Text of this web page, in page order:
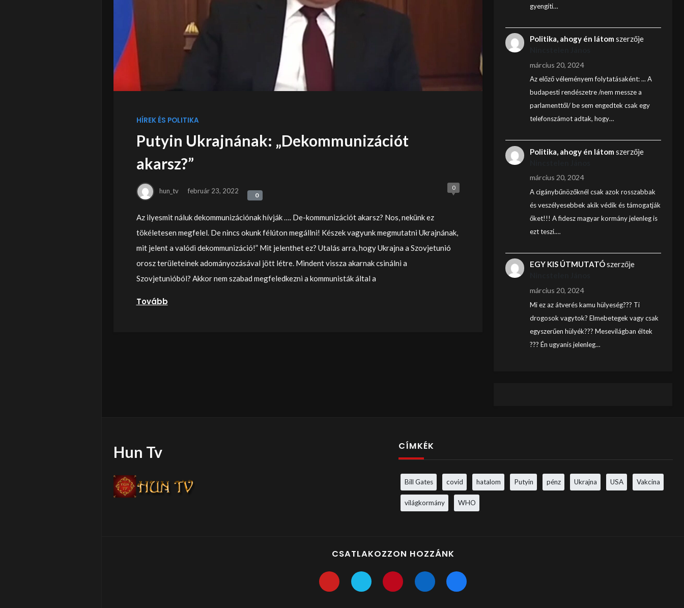
HÍREK ÉS POLITIKA
Putyin Ukrajnának: „Dekommunizációt
akarsz?”
hun_tv február 23, 2022
0
0
Az ilyesmit náluk dekommunizációnak hívják …. De-kommunizációt akarsz? Nos, nekünk ez
tökéletesen megfelel. De nincs okunk félúton megállni! Készek vagyunk megmutatni Ukrajnának,
mit jelent a valódi dekommunizáció!” Mit jelenthet ez? Utalás arra, hogy Ukrajna a Szovjetunió
orosz területeinek adományozásával jött létre. Mindent vissza akarnak csinálni a
Szovjetunióból? Akkor nem szabad megfeledkezni a kommunisták által a
Tovább
gyengíti…
Politika, ahogy én látom szerzője
március 20, 2024
Az előző véleményem folytatásaként: ... A
budapesti rendészetre /nem messze a
parlamenttől/ be sem engedtek csak egy
telefonszámot adtak, hogy…
Politika, ahogy én látom szerzője
március 20, 2024
A cigánybűnözőknél csak azok rosszabbak
és veszélyesebbek akik védik és támogatják
őket!!! A fidesz magyar kormány jelenleg is
ezt teszi.…
EGY KIS ÚTMUTATÓszerzője
március 20, 2024
Mi ez az átverés kamu hülyeség??? Ti
drogosok vagytok? Elmebetegek vagy csak
egyszerűen hülyék??? Mesevilágban éltek
??? Én ugyanis jelenleg…
Hun Tv CÍMKÉK
Bill Gates covid hatalom Putyin pénz Ukrajna USA Vakcina
világkormány WHO
CSATLAKOZZON HOZZÁNK